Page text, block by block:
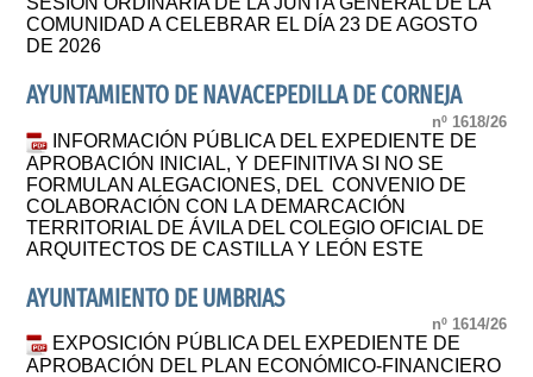
COMUNIDAD A CELEBRAR EL DÍA 23 DE AGOSTO
DE 2026
AYUNTAMIENTO DE NAVACEPEDILLA DE CORNEJA
nº 1618/26
INFORMACIÓN PÚBLICA DEL EXPEDIENTE DE
APROBACIÓN INICIAL, Y DEFINITIVA SI NO SE
FORMULAN ALEGACIONES, DEL CONVENIO DE
COLABORACIÓN CON LA DEMARCACIÓN
TERRITORIAL DE ÁVILA DEL COLEGIO OFICIAL DE
ARQUITECTOS DE CASTILLA Y LEÓN ESTE
AYUNTAMIENTO DE UMBRIAS
nº 1614/26
EXPOSICIÓN PÚBLICA DEL EXPEDIENTE DE
APROBACIÓN DEL PLAN ECONÓMICO-FINANCIERO